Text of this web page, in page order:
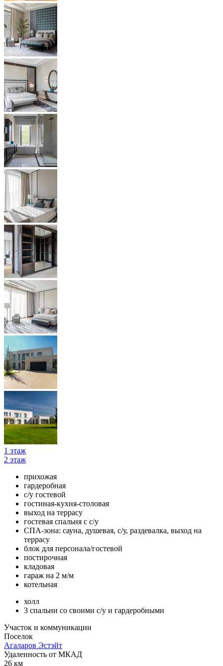
1 этаж
2 этаж
прихожая
гардеробная
с/у гостевой
гостиная-кухня-столовая
выход на террасу
гостевая спальня с с/у
СПА-зона: сауна, душевая, с/у, раздевалка, выход на
террасу
блок для персонала/гостевой
постирочная
кладовая
гараж на 2 м/м
котельная
холл
3 спальни со своими с/у и гардеробными
Участок и коммуникации
Поселок
Агаларов Эстэйт
Удаленность от МКАД
26 км